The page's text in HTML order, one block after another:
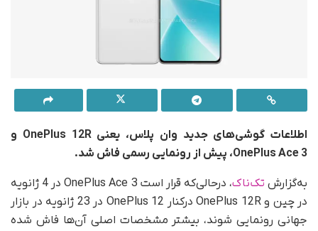
اطلاعات گوشی‌های جدید وان پلاس، یعنی OnePlus 12R و
OnePlus Ace 3، پیش از رونمایی رسمی فاش شد.
به‌گزارش تک‌ناک
، درحالی‌که قرار است OnePlus Ace 3 در 4 ژانویه
در چین و OnePlus 12R درکنار OnePlus 12 در 23 ژانویه در بازار
جهانی رونمایی شوند، بیشتر مشخصات اصلی آن‌ها فاش شده